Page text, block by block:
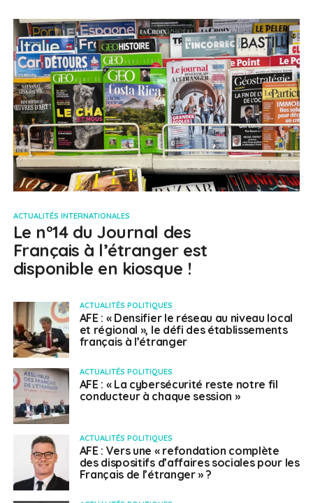
ACTUALITÉS INTERNATIONALES
Le n°14 du Journal des
Français à l’étranger est
disponible en kiosque !
ACTUALITÉS POLITIQUES
AFE : « Densifier le réseau au niveau local
et régional », le défi des établissements
français à l’étranger
ACTUALITÉS POLITIQUES
AFE : « La cybersécurité reste notre fil
conducteur à chaque session »
ACTUALITÉS POLITIQUES
AFE : Vers une « refondation complète
des dispositifs d’affaires sociales pour les
Français de l’étranger » ?